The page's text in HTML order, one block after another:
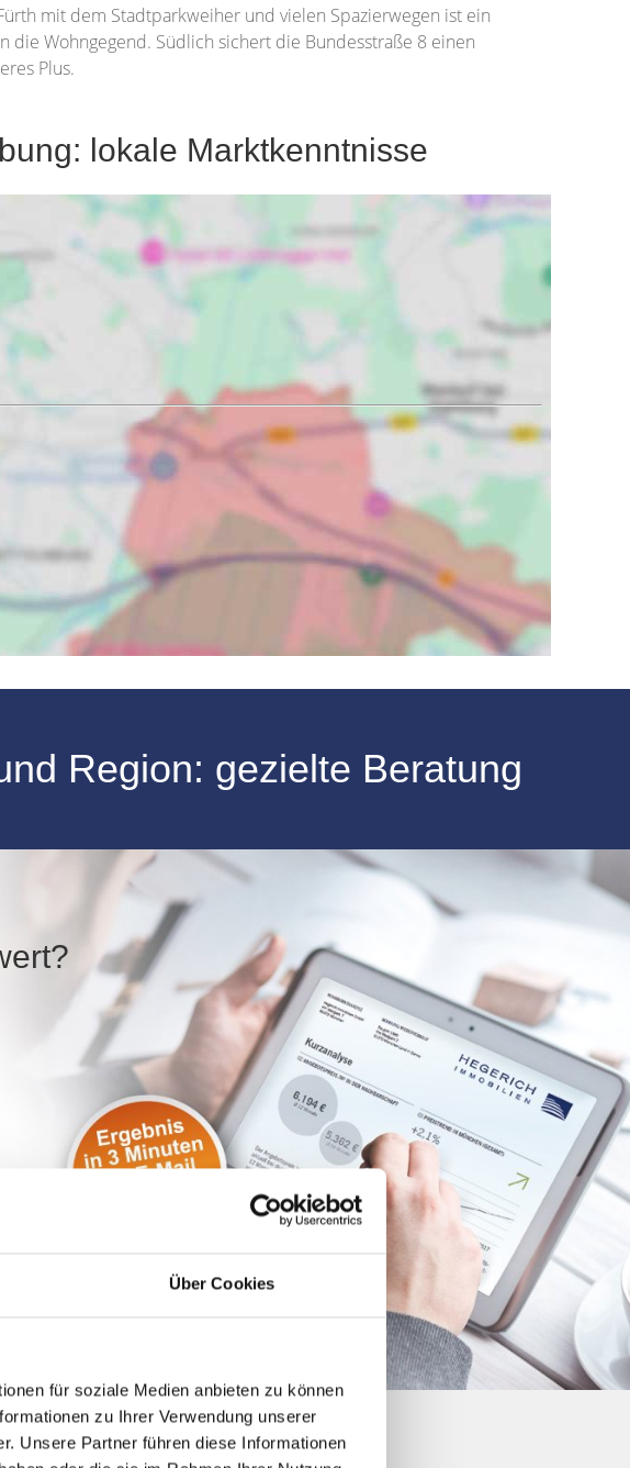
Über Cookies
für soziale Medien anbieten zu können
zu Ihrer Verwendung unserer
Unsere Partner führen diese Informationen
mit dem Stadtparkweiher und vielen Spazierwegen ist ein
Wohngegend. Südlich sichert die Bundesstraße 8 einen
Plus.
lokale Marktkenntnisse
Region: gezielte Beratung